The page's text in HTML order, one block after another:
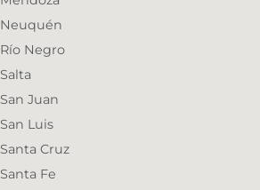
Neuquén
Río Negro
Salta
San Juan
San Luis
Santa Cruz
Santa Fe